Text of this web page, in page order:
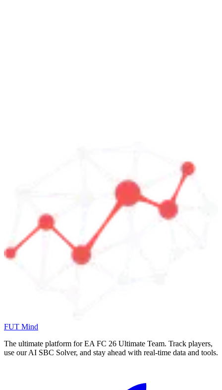
FUT Mind
The ultimate platform for EA FC 26 Ultimate Team. Track players,
use our AI SBC Solver, and stay ahead with real-time data and tools.